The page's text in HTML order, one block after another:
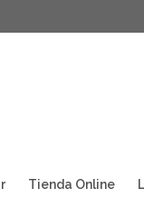
Tienda Online